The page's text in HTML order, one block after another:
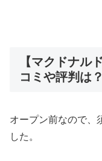
【マクドナル
コミや評判は？
オープン前なので、
した。